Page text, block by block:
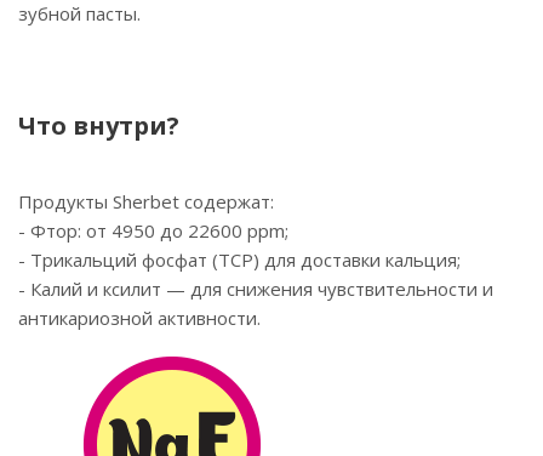
зубной пасты.
Что внутри?
Продукты Sherbet содержат:
- Фтор: от 4950 до 22600 ppm;
- Трикальций фосфат (TCP) для доставки кальция;
- Калий и ксилит — для снижения чувствительности и
антикариозной активности.